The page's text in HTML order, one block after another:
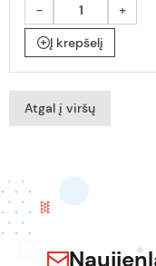
-
+
Į krepšelį
Atgal į viršų